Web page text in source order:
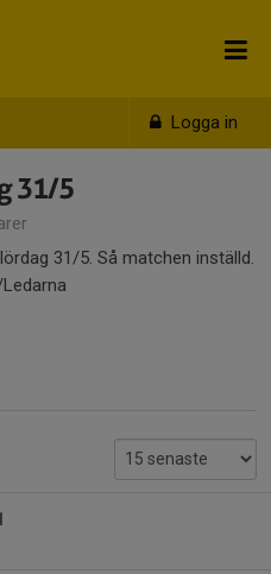
Logga in
31/5
31/5. Så matchen inställd.